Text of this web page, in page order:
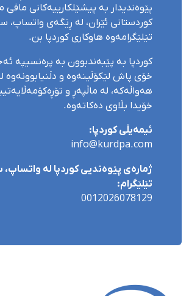
پێوەندیدار بە پیشێلکارییەکانی مافی
کوردستانی ئێران، لە ڕێگەی واتساپ،
تێلێگرامەوە هاوکاری کوردپا بن.
کوردپا بە پێبەندبوون بە پرەنسیپە
خۆی پاش لێکۆڵینەوە و دڵنیابوونەوە
هەواڵەکە، لە ماڵپەڕ و
خۆیدا بڵاوی دەکاتەوە.
ئیمەیڵی کوردپا:
info@kurdpa.com
ژمارەی پێوەندیی کوردپا لە واتساپ،
تێلێگرام:
0012026078129